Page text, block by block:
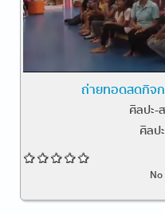
ถ่ายทอดสดกิจ
ศิลปะ-
ศิลป